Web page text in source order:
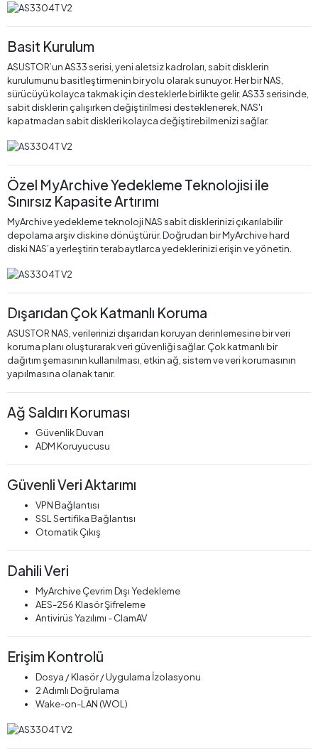
Basit Kurulum
ASUSTOR’un AS33 serisi, yeni aletsiz kadroları, sabit disklerin
kurulumunu basitleştirmenin bir yolu olarak sunuyor. Her bir NAS,
sürücüyü kolayca takmak için desteklerle birlikte gelir. AS33 serisinde,
sabit disklerin çalışırken değiştirilmesi desteklenerek, NAS'ı
kapatmadan sabit diskleri kolayca değiştirebilmenizi sağlar.
Özel MyArchive Yedekleme Teknolojisi ile
Sınırsız Kapasite Artırımı
MyArchive yedekleme teknoloji NAS sabit disklerinizi çıkarılabilir
depolama arşiv diskine dönüştürür. Doğrudan bir MyArchive hard
diski NAS’a yerleştirin terabaytlarca yedeklerinizi erişin ve yönetin.
Dışarıdan Çok Katmanlı Koruma
ASUSTOR NAS, verilerinizi dışarıdan koruyan derinlemesine bir veri
koruma planı oluşturarak veri güvenliği sağlar. Çok katmanlı bir
dağıtım şemasının kullanılması, etkin ağ, sistem ve veri korumasının
yapılmasına olanak tanır.
Ağ Saldırı Koruması
Güvenlik Duvarı
ADM Koruyucusu
Güvenli Veri Aktarımı
VPN Bağlantısı
SSL Sertifika Bağlantısı
Otomatik Çıkış
Dahili Veri
MyArchive Çevrim Dışı Yedekleme
AES-256 Klasör Şifreleme
Antivirüs Yazılımı - ClamAV
Erişim Kontrolü
Dosya / Klasör / Uygulama İzolasyonu
2 Adımlı Doğrulama
Wake-on-LAN (WOL)